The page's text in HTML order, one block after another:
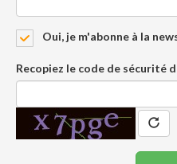
Oui, je m'abonne à la
Recopiez le code de sécurité